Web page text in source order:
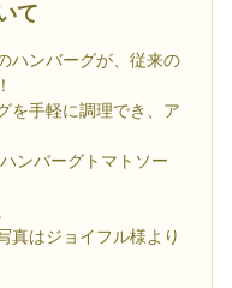
て
ハンバーグが、従来の
を手軽に調理でき、ア
ンバーグトマトソー
真はジョイフル様より